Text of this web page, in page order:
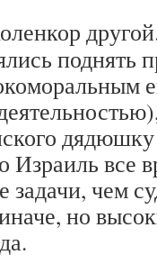
поднять
Израиль все
задачи, чем
но